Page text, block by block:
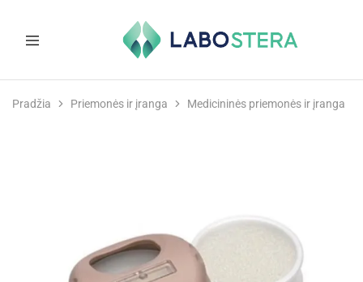
ir
Pradžia Priemonės ir įranga Medicininės priemonės ir įranga